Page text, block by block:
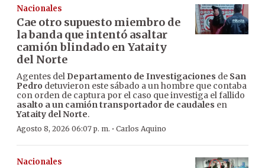
Nacionales
Cae otro supuesto miembro de
la banda que intentó asaltar
camión blindado en Yataity
del Norte
Agentes del Departamento de Investigaciones de San
Pedro detuvieron este sábado a un hombre que contaba
con orden de captura por el caso que investiga el fallido
asalto a un camión transportador de caudales en
Yataity del Norte.
Agosto 8, 2026 06:07 p. m. · Carlos Aquino
Nacionales